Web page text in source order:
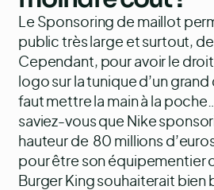
Le Sponsoring de maillot
public très large et surtout,
Cependant, pour avoir le
logo sur la tunique d’un
faut mettre la main à la
saviez-vous que Nike
hauteur de 80 millions
pour être son équipementier
Burger King souhaiterait bien